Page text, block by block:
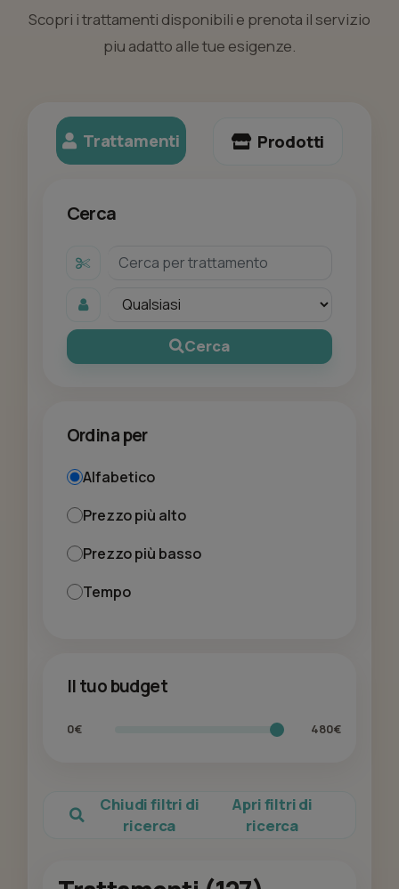
Scopri i trattamenti disponibili e prenota il servizio
piu adatto alle tue esigenze.
Trattamenti Prodotti
Cerca
Cerca
Ordina per
Alfabetico
Prezzo più alto
Prezzo più basso
Tempo
Il tuo budget
0€ 480€
Chiudi filtri di
ricerca
Apri filtri di
ricerca